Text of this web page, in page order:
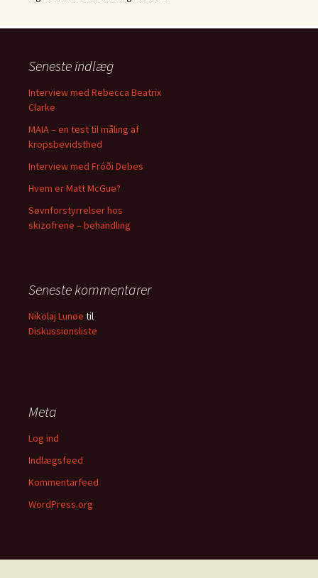
Seneste indlæg
Interview med Rebecca Beatrix
Clarke
MAIA – en test til måling af
kropsbevidsthed
Interview med Fróði Debes
Hvem er Matt McGue?
Søvnforstyrrelser hos
skizofrene – behandling
Seneste kommentarer
Nikolaj Lunøe til
Diskussionsliste
Meta
Log ind
Indlægsfeed
Kommentarfeed
WordPress.org